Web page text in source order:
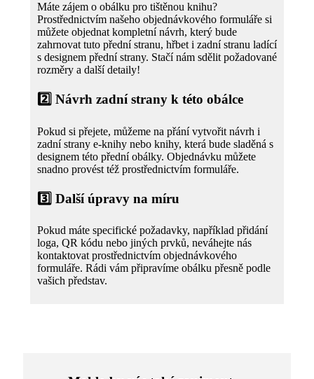
Máte zájem o obálku pro tištěnou knihu?
Prostřednictvím našeho objednávkového formuláře si
můžete objednat kompletní návrh, který bude
zahrnovat tuto přední stranu, hřbet i zadní stranu ladící
s designem přední strany. Stačí nám sdělit požadované
rozměry a další detaily!
2️⃣ Návrh zadní strany k této obálce
Pokud si přejete, můžeme na přání vytvořit návrh i
zadní strany e-knihy nebo knihy, která bude sladěná s
designem této přední obálky. Objednávku můžete
snadno provést též prostřednictvím formuláře.
3️⃣ Další úpravy na míru
Pokud máte specifické požadavky, například přidání
loga, QR kódu nebo jiných prvků, neváhejte nás
kontaktovat prostřednictvím objednávkového
formuláře. Rádi vám připravíme obálku přesně podle
vašich představ.